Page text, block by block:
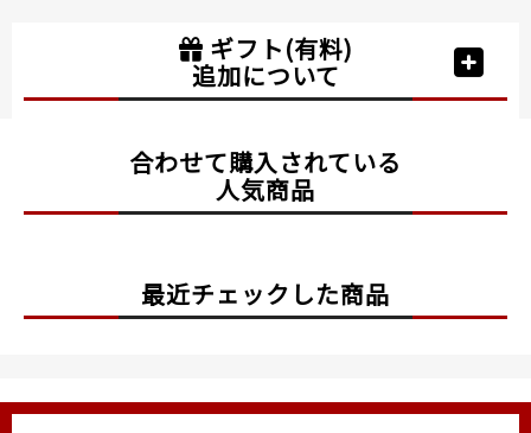
ギフト(有料)
追加について
合わせて購入されている
人気商品
最近チェックした商品